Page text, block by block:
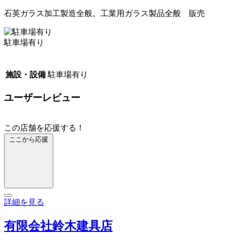
石英ガラス加工製造全般。工業用ガラス製品全般 販売
駐車場有り
施設・設備 駐車場有り
ユーザーレビュー
この店舗を応援する！
ここから応援
詳細を見る
有限会社鈴木建具店